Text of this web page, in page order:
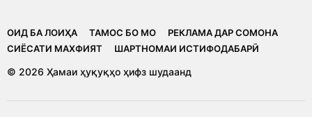
ОИД БА ЛОИҲА ТАМОС БО МО
РЕКЛАМА ДАР СОМОНА
CИЁСАТИ МАХФИЯТ
ШАРТНОМАИ ИСТИФОДАБАРӢ
© 2026 Ҳамаи ҳуқуқҳо ҳифз шудаанд